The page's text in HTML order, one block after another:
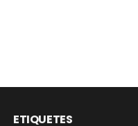
ETIQUETES